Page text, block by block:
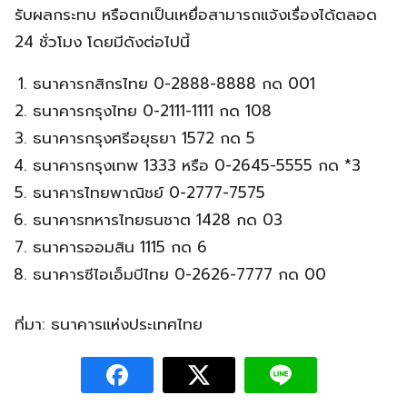
รับผลกระทบ หรือตกเป็นเหยื่อสามารถแจ้งเรื่องได้ตลอด
24 ชั่วโมง โดยมีดังต่อไปนี้
ธนาคารกสิกรไทย 0-2888-8888 กด 001
ธนาคารกรุงไทย 0-2111-1111 กด 108
ธนาคารกรุงศรีอยุธยา 1572 กด 5
ธนาคารกรุงเทพ 1333 หรือ 0-2645-5555 กด *3
ธนาคารไทยพาณิชย์ 0-2777-7575
ธนาคารทหารไทยธนชาต 1428 กด 03
ธนาคารออมสิน 1115 กด 6
ธนาคารซีไอเอ็มบีไทย 0-2626-7777 กด 00
ที่มา: ธนาคารแห่งประเทศไทย